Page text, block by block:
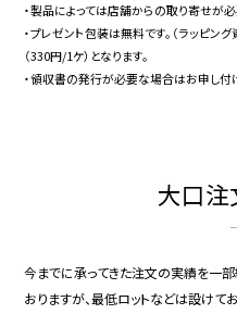
・製品によっては店舗からの取り寄せが必
・プレゼント包装は無料です。（ラッピン
（330円/1ケ）となります。
・領収書の発行が必要な場合はお申し付
大口注
今までに承ってきた注文の実績を一部
おりますが、最低ロットなどは設けて